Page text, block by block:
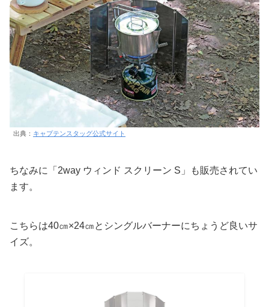
出典： キャプテンスタッグ公式サイト
ちなみに「2way ウィンド スクリーン S」も販売されてい
ます。
こちらは40㎝×24㎝とシングルバーナーにちょうど良いサ
イズ。